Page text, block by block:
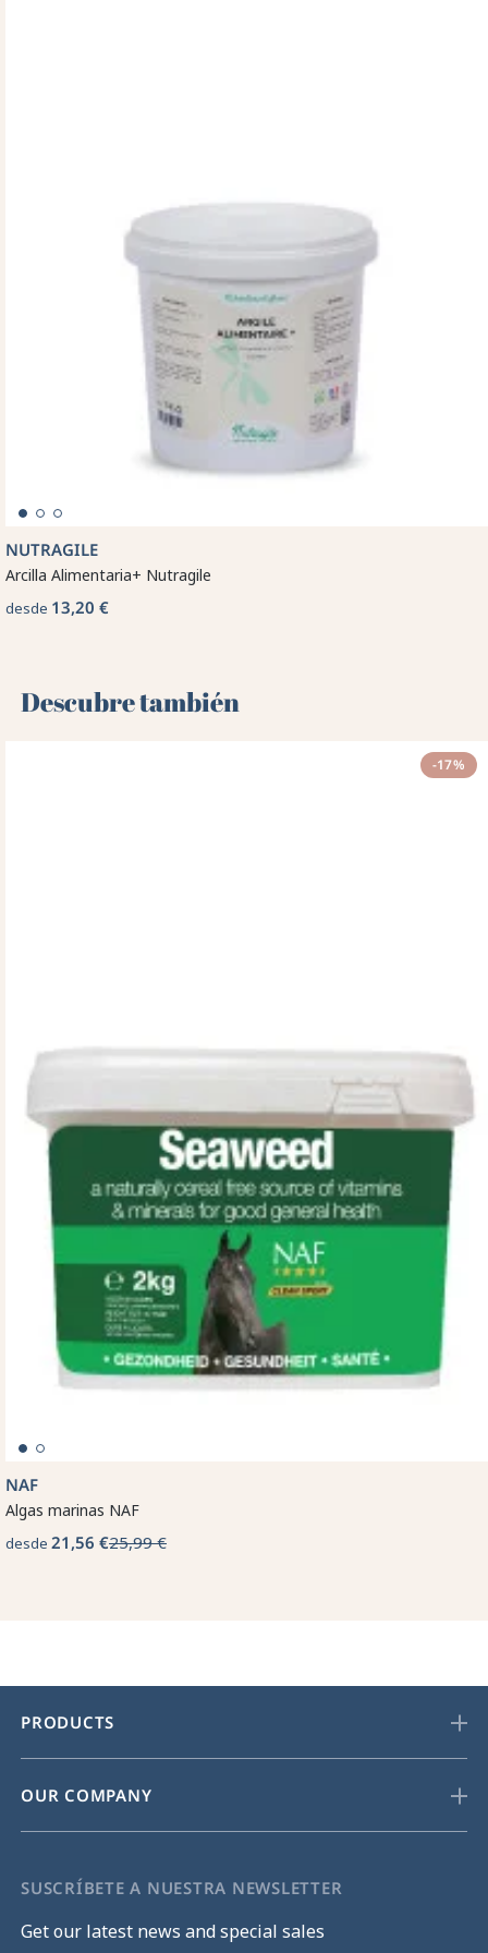
NUTRAGILE
Arcilla Alimentaria+ Nutragile
desde 13,20 €
Descubre también 🌻
-17%
NAF
Algas marinas NAF
desde 21,56 €25,99 €
PRODUCTS
OUR COMPANY
SUSCRÍBETE A NUESTRA NEWSLETTER
Get our latest news and special sales